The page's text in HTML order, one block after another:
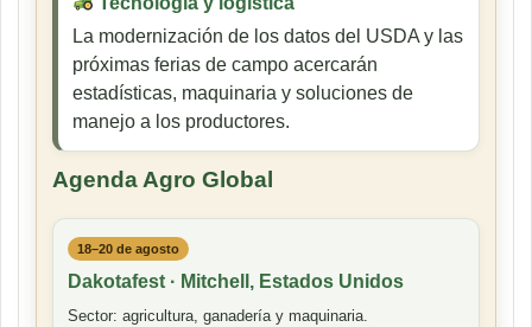
La modernización de los datos del USDA y las
próximas ferias de campo acercarán
estadísticas, maquinaria y soluciones de
manejo a los productores.
Agenda Agro Global
18–20 de agosto
Dakotafest · Mitchell, Estados Unidos
Sector: agricultura, ganadería y maquinaria.